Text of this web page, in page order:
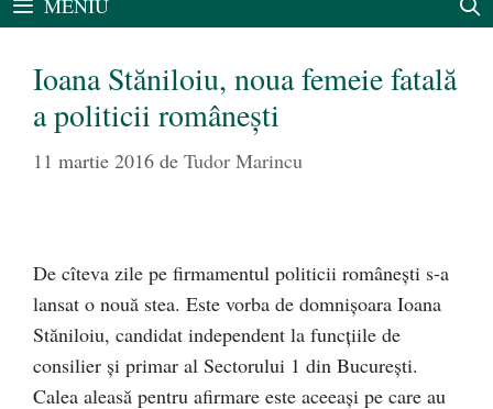
MENIU
Ioana Stăniloiu, noua femeie fatală
a politicii românești
11 martie 2016 de Tudor Marincu
De cîteva zile pe firmamentul politicii românești s-a
lansat o nouă stea. Este vorba de domnișoara Ioana
Stăniloiu, candidat independent la funcțiile de
consilier și primar al Sectorului 1 din București.
Calea aleasă pentru afirmare este aceeași pe care au